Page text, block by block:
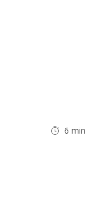
6 min